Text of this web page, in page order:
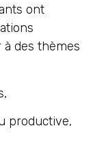
ont
des thèmes
productive,